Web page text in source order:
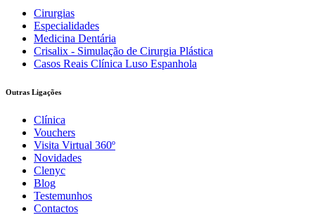
Cirurgias
Especialidades
Medicina Dentária
Crisalix - Simulação de Cirurgia Plástica
Casos Reais Clínica Luso Espanhola
Outras Ligações
Clínica
Vouchers
Visita Virtual 360º
Novidades
Clenyc
Blog
Testemunhos
Contactos